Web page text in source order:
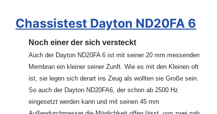
Chassistest Dayton ND20FA 6
Noch einer der sich versteckt
Auch der Dayton ND20FA 6 ist mit seiner 20 mm messenden
Membran ein kleiner seiner Zunft. Wie es mit den Kleinen oft
ist, sie legen sich derart ins Zeug als wollten sie Große sein.
So auch der Dayton ND20FA6, der schon ab 2500 Hz
eingesetzt werden kann und mit seinen 45 mm